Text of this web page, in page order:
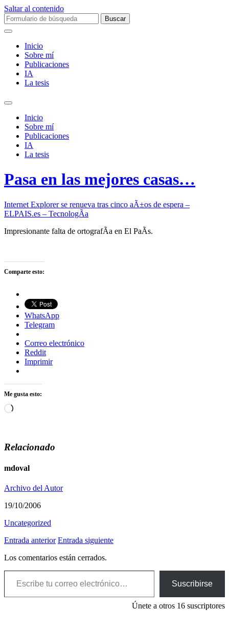
Saltar al contenido
Buscar:
Inicio
Sobre mí­
Publicaciones
IA
La tesis
Alternar
campo
búsqueda
Inicio
Sobre mí­
Publicaciones
IA
La tesis
Pasa en las mejores casas…
Internet Explorer se renueva tras cinco aÃ±os de espera –
ELPAIS.es – TecnologÃ­a
Impresionante falta de ortografÃ­a en El PaÃ­s.
Comparte esto:
WhatsApp
Telegram
Correo electrónico
Reddit
Imprimir
Me gusta esto:
Cargando...
Relacionado
mdoval
Archivo del Autor
19/10/2006
Uncategorized
Entrada anterior Entrada siguiente
Los comentarios están cerrados.
Escribe tu correo electrónico…
Suscribirse
Únete a otros 16 suscriptores